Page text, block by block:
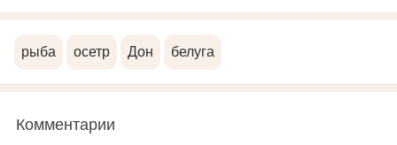
рыба осетр Дон белуга
Комментарии